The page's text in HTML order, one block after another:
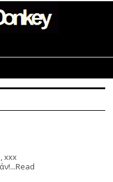
xxx
Read